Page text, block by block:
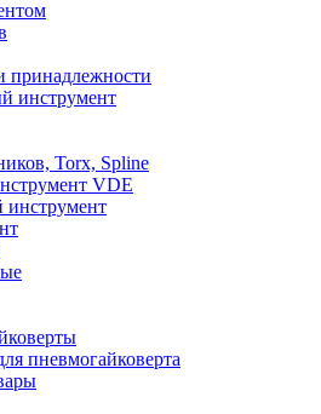
принадлежности
инструмент
Torx, Spline
VDE
пневмогайковерта